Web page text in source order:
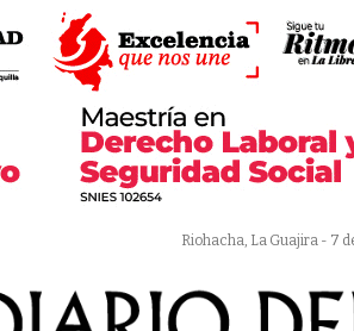
Riohacha, La Guajira - 7